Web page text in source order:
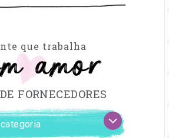
que trabalha
amor
FORNECEDORES